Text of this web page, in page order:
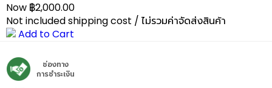
Now ฿2,000.00
Not included shipping cost / ไม่รวมค่าจัดส่งสินค้า
Add to Cart
ช่องทาง
การชำระเงิน